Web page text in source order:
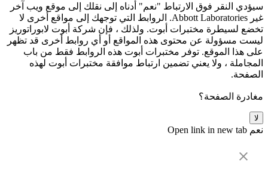
سيؤدي النقر فوق الارتباط "نعم" أدناه إلى نقلك إلى موقع ويب آخر
غير Abbott Laboratories. الروابط التي توجهك إلى مواقع أخرى لا
تخضع لسيطرة مختبرات أبوت. ولذلك ، فإن شركة أبوت لابوراتوريز
ليست مسؤولة عن محتوى هذه المواقع أو أي روابط أخرى قد تظهر
على هذا الموقع. توفر مختبرات أبوت هذه الروابط فقط من باب
المجاملة ، ولا يعني تضمين ارتباط موافقة مختبرات أبوت لهذه
الصفحة.
مغادرة الصفحة؟
لا
نعم Open link in new tab